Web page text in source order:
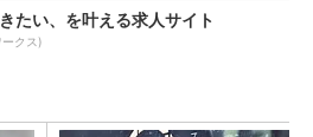
たい、を叶える求人サイト
ークス)